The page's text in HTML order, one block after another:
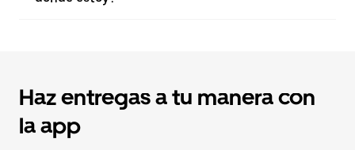
Haz entregas a tu manera con
la app